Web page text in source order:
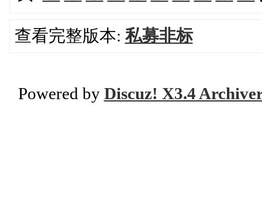
查看完整版本:私募非标
Powered by Discuz! X3.4